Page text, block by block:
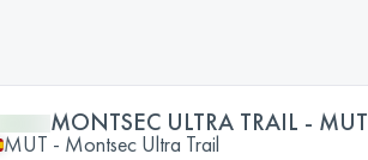
MONTSEC ULTRA TRAIL - MUT
MUT - Montsec Ultra Trail